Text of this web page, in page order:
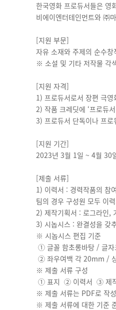
한국영화 프로듀서들은 영
비에이엔터테인먼트와 ㈜
[지원 부문]
자유 소재와 주제의 순수
※ 소설 및 기타 저작물 각
[지원 자격]
1) 프로듀서로서 장편 극
2) 작품 크레딧에 ‘프로듀
3) 프로듀서 단독이나 프
[지원 기간]
2023년 3월 1일 ~ 4월 30
[제출 서류]
1) 이력서 : 경력작품의 참
팀의 경우 구성원 모두 이
2) 제작기획서 : 로그라인,
3) 시놉시스 : 완결성을 갖
※ 시놉시스 편집 기준
① 글꼴 함초롱바탕 / 글
② 좌우여백 각 20mm /
※ 제출 서류 구성
① 표지 ② 이력서 ③ 제작
※ 제출 서류는 PDF로 작
※ 제출 서류에 대한 기준